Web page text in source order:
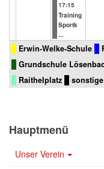
17:15
Training
Sportk
...
Erwin-Welke-Schule
Grundschule
Raithelplatz
sonstige
Hauptmenü
Unser Verein